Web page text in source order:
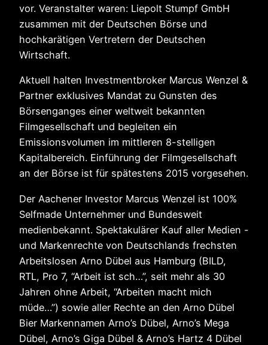
vor. Veranstalter waren: Liepolt Stumpf GmbH
zusammen mit der Deutschen Börse und
hochkarätigen Vertretern der Deutschen
Wirtschaft.
Aktuell halten Investmentbroker Marcus Wenzel &
Partner exklusives Mandat zu Gunsten des
Börsenganges einer weltweit bekannten
Filmgesellschaft und begleiten ein
Emissionsvolumen im mittleren 8-stelligen
Kapitalbereich. Einführung der Filmgesellschaft
an der Börse ist für spätestens 2015 vorgesehen.
Der Aachener Investor Marcus Wenzel ist 100%
Selfmade Unternehmer und Bundesweit
medienbekannt. Spektakulärer Kauf aller Medien -
und Markenrechte von Deutschlands frechsten
Arbeitslosen Arno Dübel aus Hamburg (BILD,
RTL, Pro 7, “Arbeit ist sch…”, seit mehr als 30
Jahren ohne Arbeit, “Arbeiten macht mich
müde…”) sowie aller Rechte an den Arno Dübel
Bier Markennamen Arno’s Dübel, Arno’s Mega
Dübel, Arno’s Giga Dübel & Arno’s Hartz 4 Dübel